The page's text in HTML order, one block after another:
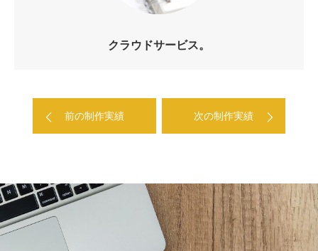
クラウドサービス。
前の制作実績 次の制作実績